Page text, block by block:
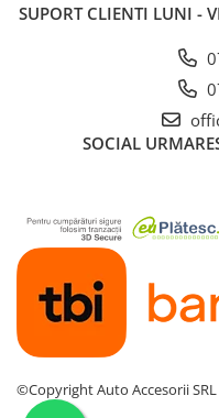
SUPORT CLIENTI LUNI -
SOCIAL
©Copyright Auto Accesorii SRL